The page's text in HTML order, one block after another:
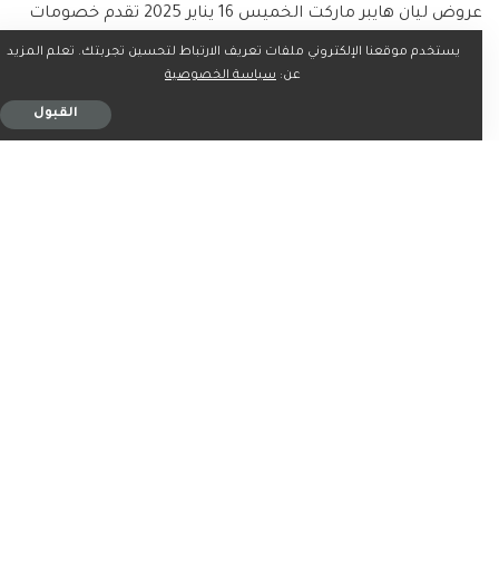
عروض ليان هايبر ماركت الخميس 16 يناير 2025 تقدم خصومات
مميزة على تشكيلة متنوعة من المنتجات التي تلبي كافة
احتياجات الأسرة و تشمل العروض أسعارا مخفضة على الفواكه
الطازجة و الخضروات العضوية والأسماك البحرية، بالإضافة إلى
منتجات الإفطار مثل الأجبان المربيات والعسل الطبيعي.
يستخدم موقعنا الإلكتروني ملفات تعريف الارتباط لتحسين تجربتك. تعلم المزيد
عن: سياسة الخصوصية
القبول